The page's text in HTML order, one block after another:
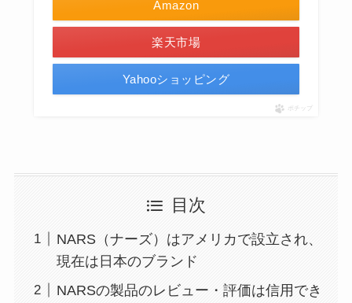
Amazon
楽天市場
Yahooショッピング
ポチップ
目次
NARS（ナーズ）はアメリカで設立され、
現在は日本のブランド
NARSの製品のレビュー・評価は信用でき